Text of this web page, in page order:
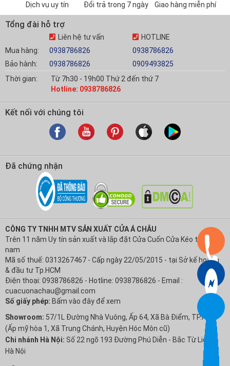
Dịch vụ uy tín Đổi trả trong 7 ngày Giao hàng miễn phí
Tổng đài hỗ trợ
Mua hàng:
Bảo hành:
Liên hệ tư vấn
0938786826
0938786826
HOTLINE
0938786826
0909493825
Thời gian:
Từ 7h30 - 19h00 Thứ 2 đến thứ 7
Hotline: 0938786826
Kết nối với chúng tôi
Đã chứng nhận
CÔNG TY TNHH MTV SẢN XUẤT CỬA Á CHÂU
Trên 11 năm Uy tín sản xuất và lắp đặt Cửa Cuốn Cửa Kéo tại Việt
nam
Mã số thuế: 0313267467 - Cấp ngày 22/05/2015 - tại Sở kế hoạch
& đầu tư Tp.HCM
Điện thoại: 0938786826 - Hotline: 0938786826 - Email :
cuacuonachau@gmail.com
Số giấy phép: Bấm vào đây để xem
Showroom: 57/1L Đường Nhà Vuông, Ấp 64, Xã Bà Điểm, TP.HCM
(Ấp mỹ hòa 1, Xã Trung Chánh, Huyện Hóc Môn cũ)
Chi nhánh Hà Nội: Số 22 ngõ 193 Đường Phú Diễn - Bắc Từ Liêm -
Hà Nội